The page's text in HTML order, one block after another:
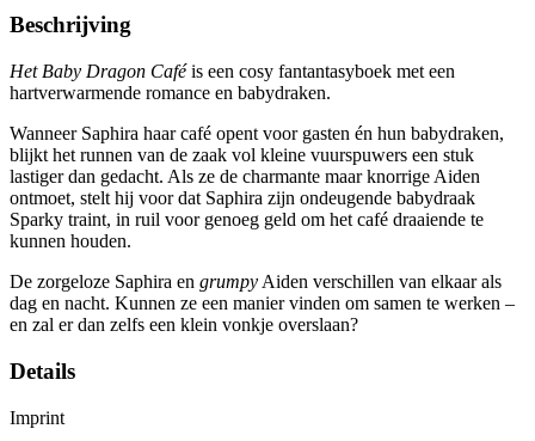
Beschrijving
Het Baby Dragon Caféis een cosy fantantasyboek met een
hartverwarmende romance en babydraken.
Wanneer Saphira haar café opent voor gasten én hun babydraken,
blijkt het runnen van de zaak vol kleine vuurspuwers een stuk
lastiger dan gedacht. Als ze de charmante maar knorrige Aiden
ontmoet, stelt hij voor dat Saphira zijn ondeugende babydraak
Sparky traint, in ruil voor genoeg geld om het café draaiende te
kunnen houden.
De zorgeloze Saphira en grumpy Aiden verschillen van elkaar als
dag en nacht. Kunnen ze een manier vinden om samen te werken –
en zal er dan zelfs een klein vonkje overslaan?
Details
Imprint